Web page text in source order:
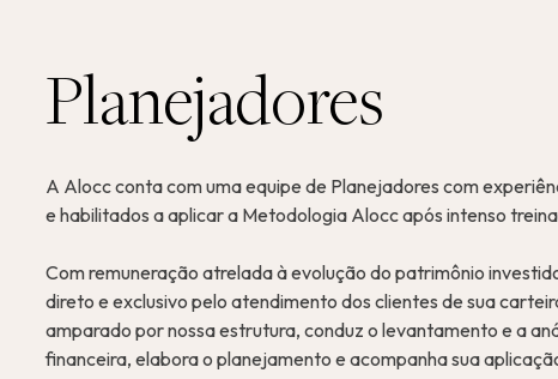
Planejadores
A Alocc conta com uma equipe de Planejadores com
e habilitados a aplicar a Metodologia Alocc após intenso
Com remuneração atrelada à evolução do patrimônio
direto e exclusivo pelo atendimento dos clientes de sua
amparado por nossa estrutura, conduz o levantamento e a
financeira, elabora o planejamento e acompanha sua